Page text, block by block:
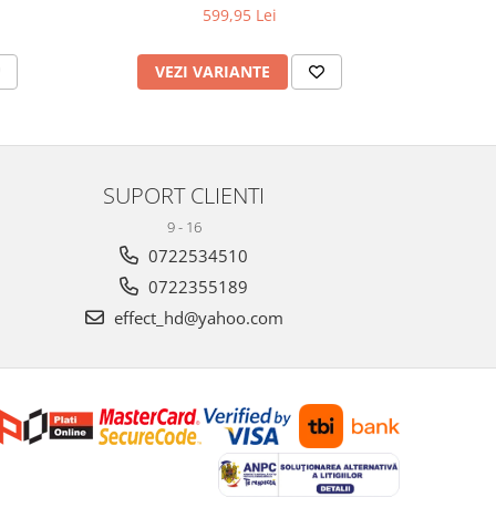
599,95 Lei
VEZI VARIANTE
SUPORT CLIENTI
9 - 16
0722534510
0722355189
effect_hd@yahoo.com